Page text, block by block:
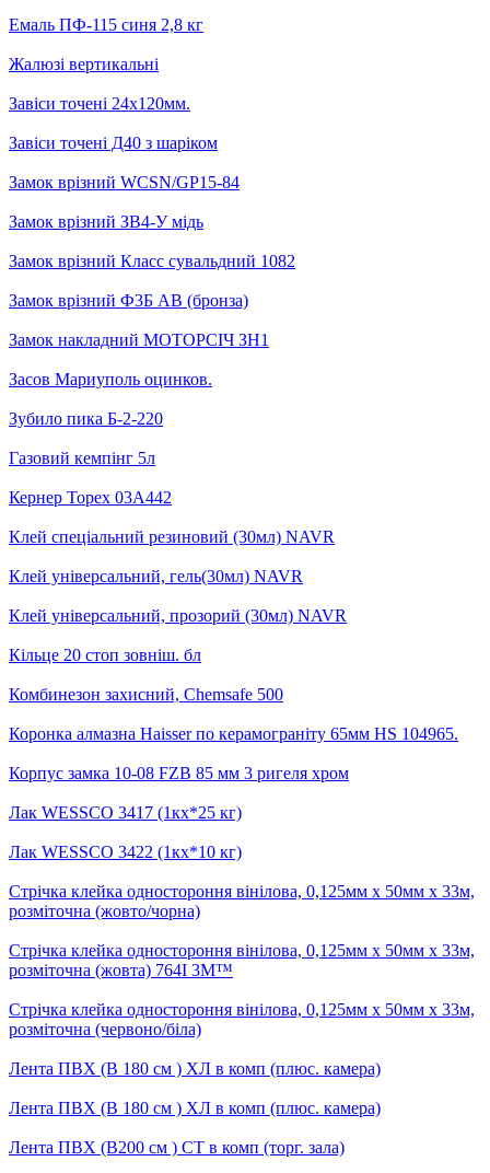
Емаль ПФ-115 синя 2,8 кг
Жалюзі вертикальні
Завіси точені 24х120мм.
Завіси точені Д40 з шаріком
Замок врізний WCSN/GP15-84
Замок врізний ЗВ4-У мідь
Замок врізний Класс сувальдний 1082
Замок врізний Ф3Б АВ (бронза)
Замок накладний МОТОРСІЧ ЗН1
Засов Мариуполь оцинков.
Зубило пика Б-2-220
Газовий кемпінг 5л
Кернер Topex 03A442
Клей спеціальний резиновий (30мл) NAVR
Клей універсальний, гель(30мл) NAVR
Клей універсальний, прозорий (30мл) NAVR
Кільце 20 стоп зовніш. бл
Комбинезон захисний, Chemsafe 500
Коронка алмазна Haisser по керамограніту 65мм HS 104965.
Корпус замка 10-08 FZB 85 мм 3 ригеля хром
Лак WESSCO 3417 (1кх*25 кг)
Лак WESSCO 3422 (1кх*10 кг)
Стрічка клейка одностороння вінілова, 0,125мм х 50мм х 33м,
розміточна (жовто/чорна)
Стрічка клейка одностороння вінілова, 0,125мм х 50мм х 33м,
розміточна (жовта) 764I 3M™
Стрічка клейка одностороння вінілова, 0,125мм х 50мм х 33м,
розміточна (червоно/біла)
Лента ПВХ (В 180 см ) ХЛ в комп (плюс. камера)
Лента ПВХ (В 180 см ) ХЛ в комп (плюс. камера)
Лента ПВХ (В200 см ) СТ в комп (торг. зала)